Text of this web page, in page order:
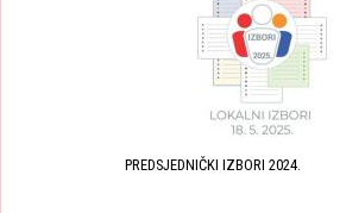
PREDSJEDNIČKI IZBORI 2024.